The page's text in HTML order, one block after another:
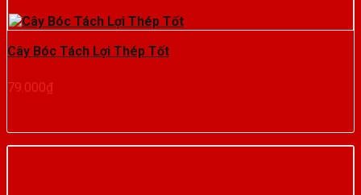
Cây Bóc Tách Lợi Thép Tốt
79.000₫